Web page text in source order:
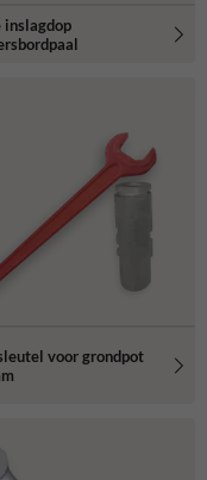
inslagdop
voor grondpot